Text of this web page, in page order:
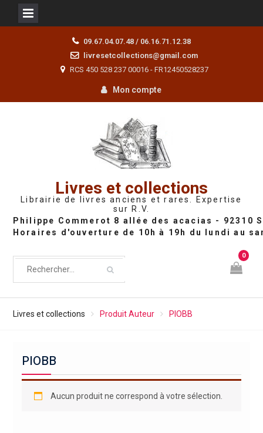
09.67.04.07.48 / 06.16.71.12.38
livresetcollections@gmail.com
RCS 450 528 237 00016 - FR12450528237
Mon compte
Livres et collections
Librairie de livres anciens et rares. Expertise
sur R.V.
0
Livres et collections Produit Auteur PIOBB
PIOBB
Aucun produit ne correspond à votre sélection.